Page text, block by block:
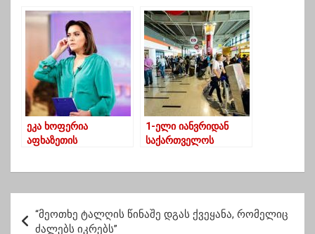
ხელისუფლებაში-
კობახიძე ოპოზიციაზე
– თენგო
გოგოტიშვილის
წერილი სანტას
ეკა ხოფერია
აფხაზეთის
1-ელი იანვრიდან
საქართველოს
შეამოწმებენ
ო
“მეოთხე ტალღის წინაშე დგას ქვეყანა, რომელიც
ძალებს იკრებს”